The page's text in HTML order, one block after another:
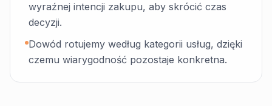
wyraźnej intencji zakupu, aby skrócić czas
decyzji.
Dowód rotujemy według kategorii usług, dzięki
czemu wiarygodność pozostaje konkretna.